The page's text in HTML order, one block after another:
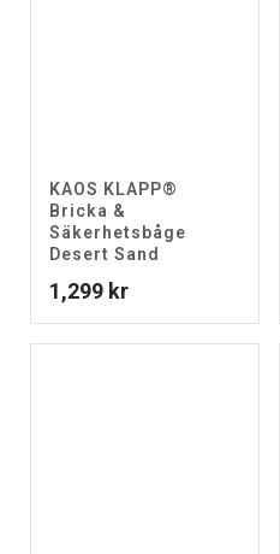
KAOS KLAPP®
Bricka &
Säkerhetsbåge
Desert Sand
1,299 kr